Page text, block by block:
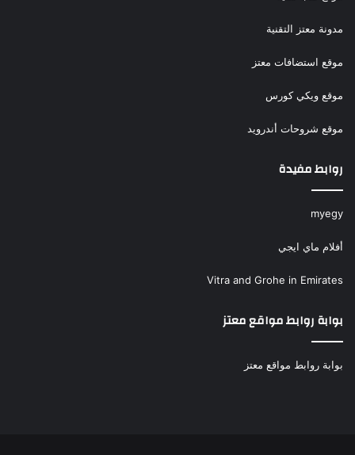
مدونة معتز التقنية
موقع استضافات معتز
موقع ويكي كورس
موقع شروحات أندرويد
روابط مفيدة
myegy
أفلام ماي ايجي
Vitra and Grohe in Emirates
بوابة روابط مواقع معتز
بوابة روابط مواقع معتز